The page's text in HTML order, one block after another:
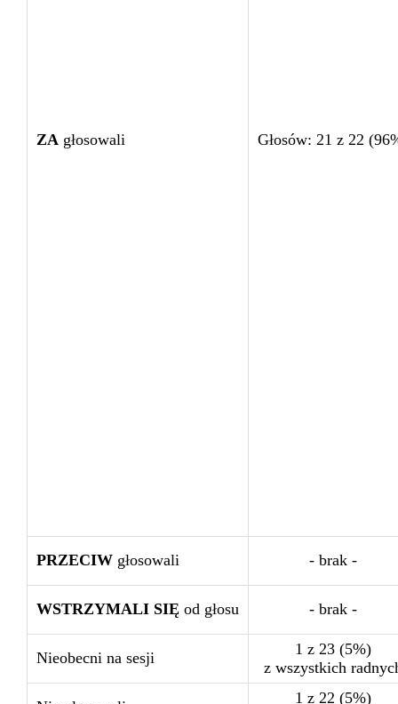
ZA głosowali Głosów: 21 z 22
PRZECIW głosowali - brak -
WSTRZYMALI SIĘ od głosu - brak -
Nieobecni na sesji
1 z 23 (5%)
z wszystkich
1 z 22 (5%)